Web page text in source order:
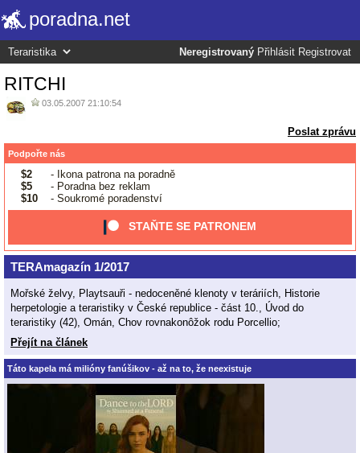
poradna.net
Neregistrovaný Přihlásit Registrovat
RITCHI
03.05.2007 21:10:54
Poslat zprávu
Podpořte nás
$2
- Ikona patrona na poradně
$5
- Poradna bez reklam
$10
- Soukromé poradenství
STAŇTE SE PATRONEM
TERAmagazín 1/2017
Mořské želvy, Playtsauři - nedoceněné klenoty v teráriích, Historie
herpetologie a teraristiky v České republice - část 10., Úvod do
teraristiky (42), Omán, Chov rovnakonôžok rodu Porcellio;
Přejít na článek
Táto kapela má milióny fanúšikov - až na to, že neexistuje